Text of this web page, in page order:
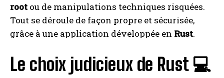
root ou de manipulations techniques risquées.
Tout se déroule de façon propre et sécurisée,
grâce à une application développée en Rust.
Le choix judicieux de Rust 💻